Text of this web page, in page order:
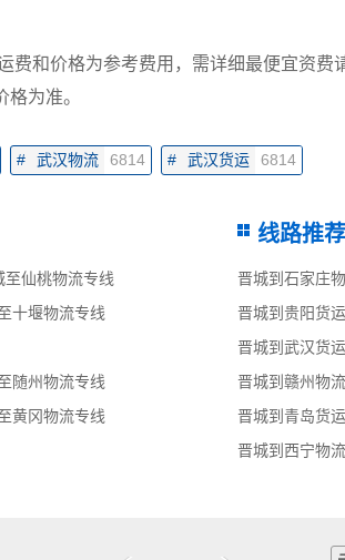
费和价格为参考费用，需详细最便宜资费
为准。
# 武汉物流 6814 # 武汉货运 6814
仙桃物流专线
十堰物流专线
随州物流专线
黄冈物流专线
线路推荐
晋城到贵阳货
晋城到武汉货
晋城到赣州物
晋城到青岛货
晋城到西宁物